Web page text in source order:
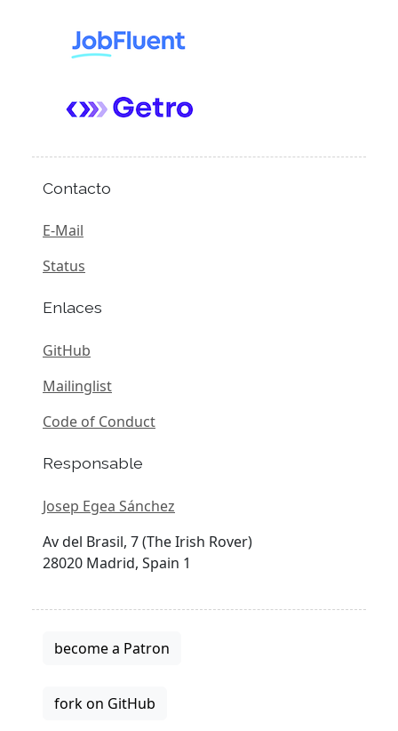
Contacto
E-Mail
Status
Enlaces
GitHub
Mailinglist
Code of Conduct
Responsable
Josep Egea Sánchez
Av del Brasil, 7 (The Irish Rover)
28020 Madrid, Spain 1
become a Patron
fork on GitHub